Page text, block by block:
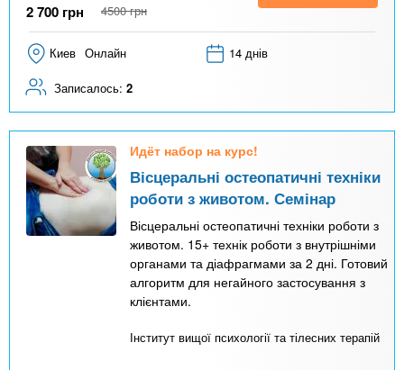
o
2 700 грн 4500 грн
Киев Онлайн 14 днів
Записалось: 2
Идёт набор на курс!
Вісцеральні остеопатичні техніки
роботи з животом. Семінар
Вісцеральні остеопатичні техніки роботи з
животом. 15+ технік роботи з внутрішніми
органами та діафрагмами за 2 дні. Готовий
алгоритм для негайного застосування з
клієнтами.
Інститут вищої психології та тілесних терапій